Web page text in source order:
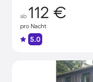
ab 112 €
pro Nacht
5.0